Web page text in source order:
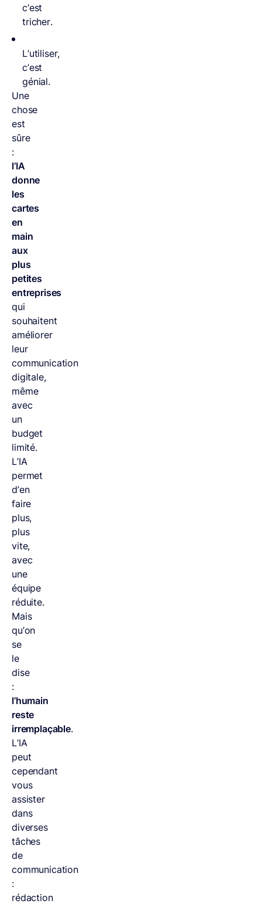
c’est
tricher.
L’utiliser,
c’est
génial.
Une
chose
est
sûre
:
l’IA
donne
les
cartes
en
main
aux
plus
petites
entreprises
qui
souhaitent
améliorer
leur
communication
digitale,
même
avec
un
budget
limité.
L’IA
permet
d’en
faire
plus,
plus
vite,
avec
une
équipe
réduite.
Mais
qu’on
se
le
dise
:
l’humain
reste
irremplaçable.
L’IA
peut
cependant
vous
assister
dans
diverses
tâches
de
communication
:
rédaction